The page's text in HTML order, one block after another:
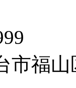
市福